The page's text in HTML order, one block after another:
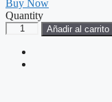
Buy Now
Quantity
MESA
AUXILIAR
LACADO
CREMA
Añadir al carrito